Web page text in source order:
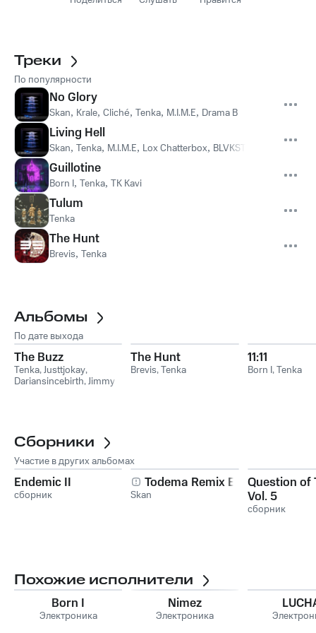
Треки
По популярности
No Glory
Skan, Krale, Cliché, Tenka, M.I.M.E, Drama B
Living Hell
Skan, Tenka, M.I.M.E, Lox Chatterbox, BLVKSTN
Guillotine
Born I, Tenka, TK Kavi
Tulum
Tenka
The Hunt
Brevis, Tenka
Альбомы
По дате выхода
The Buzz
Tenka,Justtjokay,
Dariansincebirth,Jimmy
The Hunt
Brevis,Tenka
11:11
Born I,Tenka
Сборники
Участие в других альбомах
Endemic II
сборник
Todema Remix EP
Skan
Question of
Vol. 5
сборник
Похожие исполнители
Born I
Электроника
Nimez
Электроника